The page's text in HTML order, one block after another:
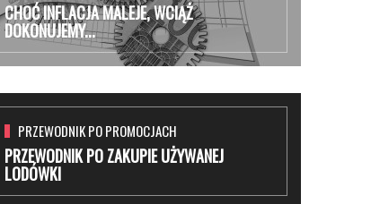
CHOĆ INFLACJA MALEJE, WCIĄŻ
DOKONUJEMY...
PRZEWODNIK PO PROMOCJACH
PRZEWODNIK PO ZAKUPIE UŻYWANEJ
LODÓWKI